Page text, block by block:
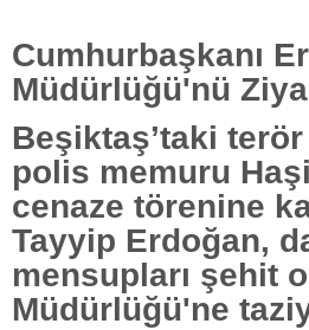
Cumhurbaşkanı
Müdürlüğü'nü
Beşiktaş’taki
polis memuru
cenaze törenine
Tayyip Erdoğan,
mensupları şehit
Müdürlüğü'ne